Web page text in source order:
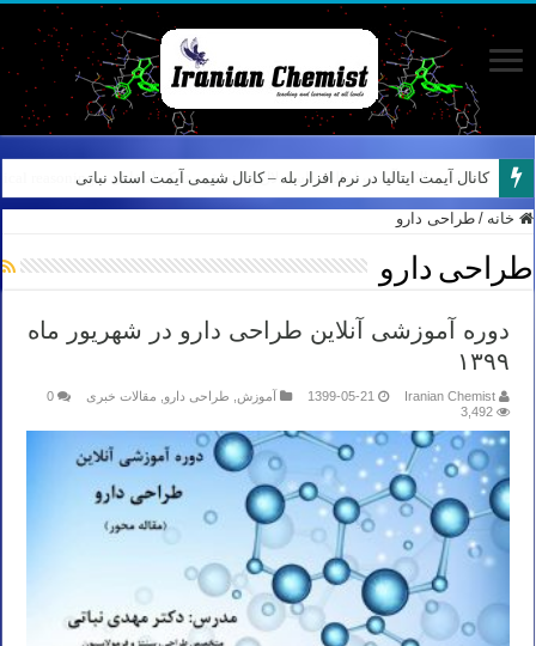
کانال آیمت ایتالیا در نرم افزار بله – کانال شیمی آیمت استاد نباتی
خانه / طراحی دارو
طراحی دارو
دوره آموزشی آنلاین طراحی دارو در شهریور ماه
۱۳۹۹
Iranian Chemist
1399-05-21 آموزش طراحی دارو مقالات خبری
0
3,492